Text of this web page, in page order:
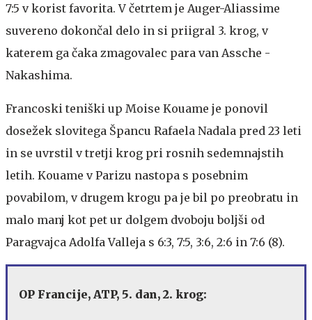
7:5 v korist favorita. V četrtem je Auger-Aliassime
suvereno dokončal delo in si priigral 3. krog, v
katerem ga čaka zmagovalec para van Assche -
Nakashima.
Francoski teniški up Moise Kouame je ponovil
dosežek slovitega Špancu Rafaela Nadala pred 23 leti
in se uvrstil v tretji krog pri rosnih sedemnajstih
letih. Kouame v Parizu nastopa s posebnim
povabilom, v drugem krogu pa je bil po preobratu in
malo manj kot pet ur dolgem dvoboju boljši od
Paragvajca Adolfa Valleja s 6:3, 7:5, 3:6, 2:6 in 7:6 (8).
OP Francije, ATP, 5. dan, 2. krog: